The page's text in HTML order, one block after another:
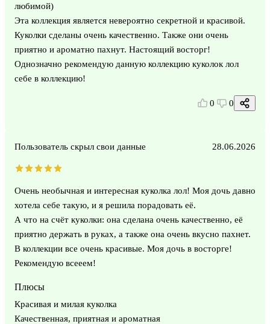
любимой)
Эта коллекция является невероятно секретной и красивой.
Куколки сделаны очень качественно. Также они очень
приятно и ароматно пахнут. Настоящий восторг!
Однозначно рекомендую данную коллекцию куколок лол
себе в коллекцию!
0 0
Пользователь скрыл свои данные 28.06.2026
Очень необычная и интересная куколка лол! Моя дочь давно
хотела себе такую, и я решила порадовать её.
А что на счёт куколки: она сделана очень качественно, её
приятно держать в руках, а также она очень вкусно пахнет.
В коллекции все очень красивые. Моя дочь в восторге!
Рекомендую всееем!
Плюсы
Красивая и милая куколка
Качественная, приятная и ароматная